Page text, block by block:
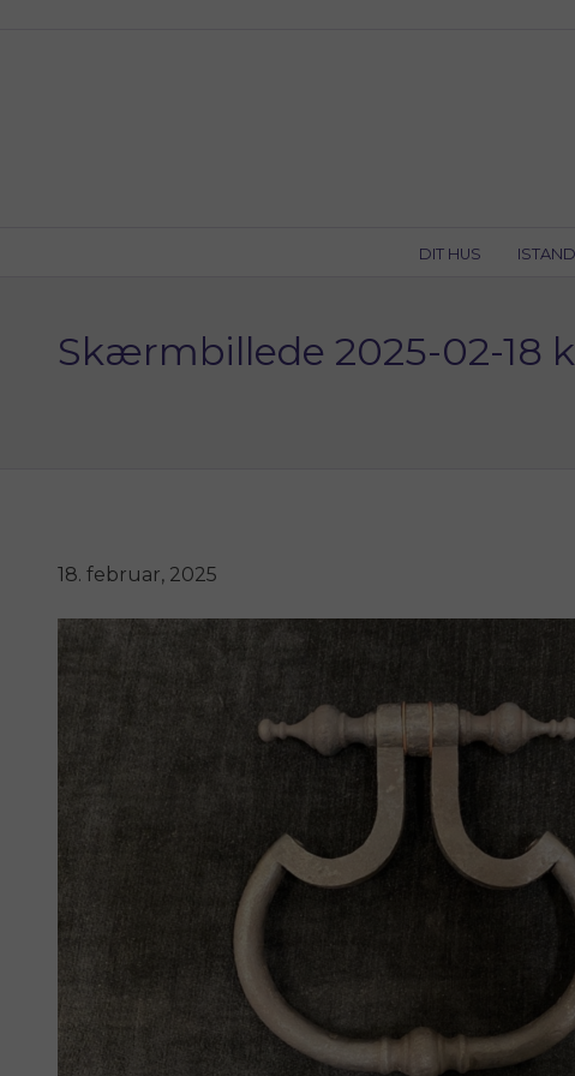
DIT HUS
Skærmbillede 2025-02-18
18. februar, 2025